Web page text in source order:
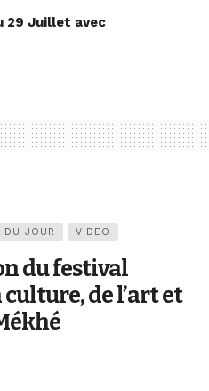
29 Juillet avec
DU JOUR VIDEO
du festival
de l’art et